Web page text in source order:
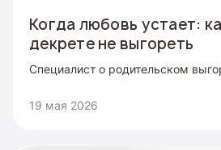
Когда любовь устает:
декрете не выгореть
Специалист о родительском
19 мая 2026